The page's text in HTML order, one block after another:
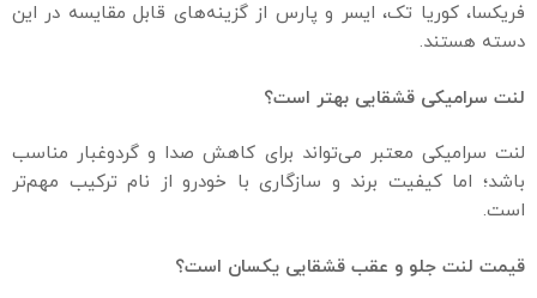
فریکسا، کوریا تک، ایسر و پارس از گزینه‌های قابل مقایسه در این
دسته هستند.
لنت سرامیکی قشقایی بهتر است؟
لنت سرامیکی معتبر می‌تواند برای کاهش صدا و گردوغبار مناسب
باشد؛ اما کیفیت برند و سازگاری با خودرو از نام ترکیب مهم‌تر
است.
قیمت لنت جلو و عقب قشقایی یکسان است؟